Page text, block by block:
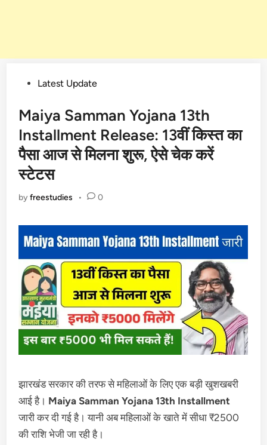
PostedLatest Update
Maiya Samman Yojana 13th
Installment Release: 13वीं किस्त का
पैसा आज से मिलना शुरू, ऐसे चेक करें
स्टेटस
byfreestudies • 0
झारखंड सरकार की तरफ से महिलाओं के लिए एक बड़ी खुशखबरी
आई है। Maiya Samman Yojana 13th Installment
जारी कर दी गई है। यानी अब महिलाओं के खाते में सीधा ₹2500
की राशि भेजी जा रही है।